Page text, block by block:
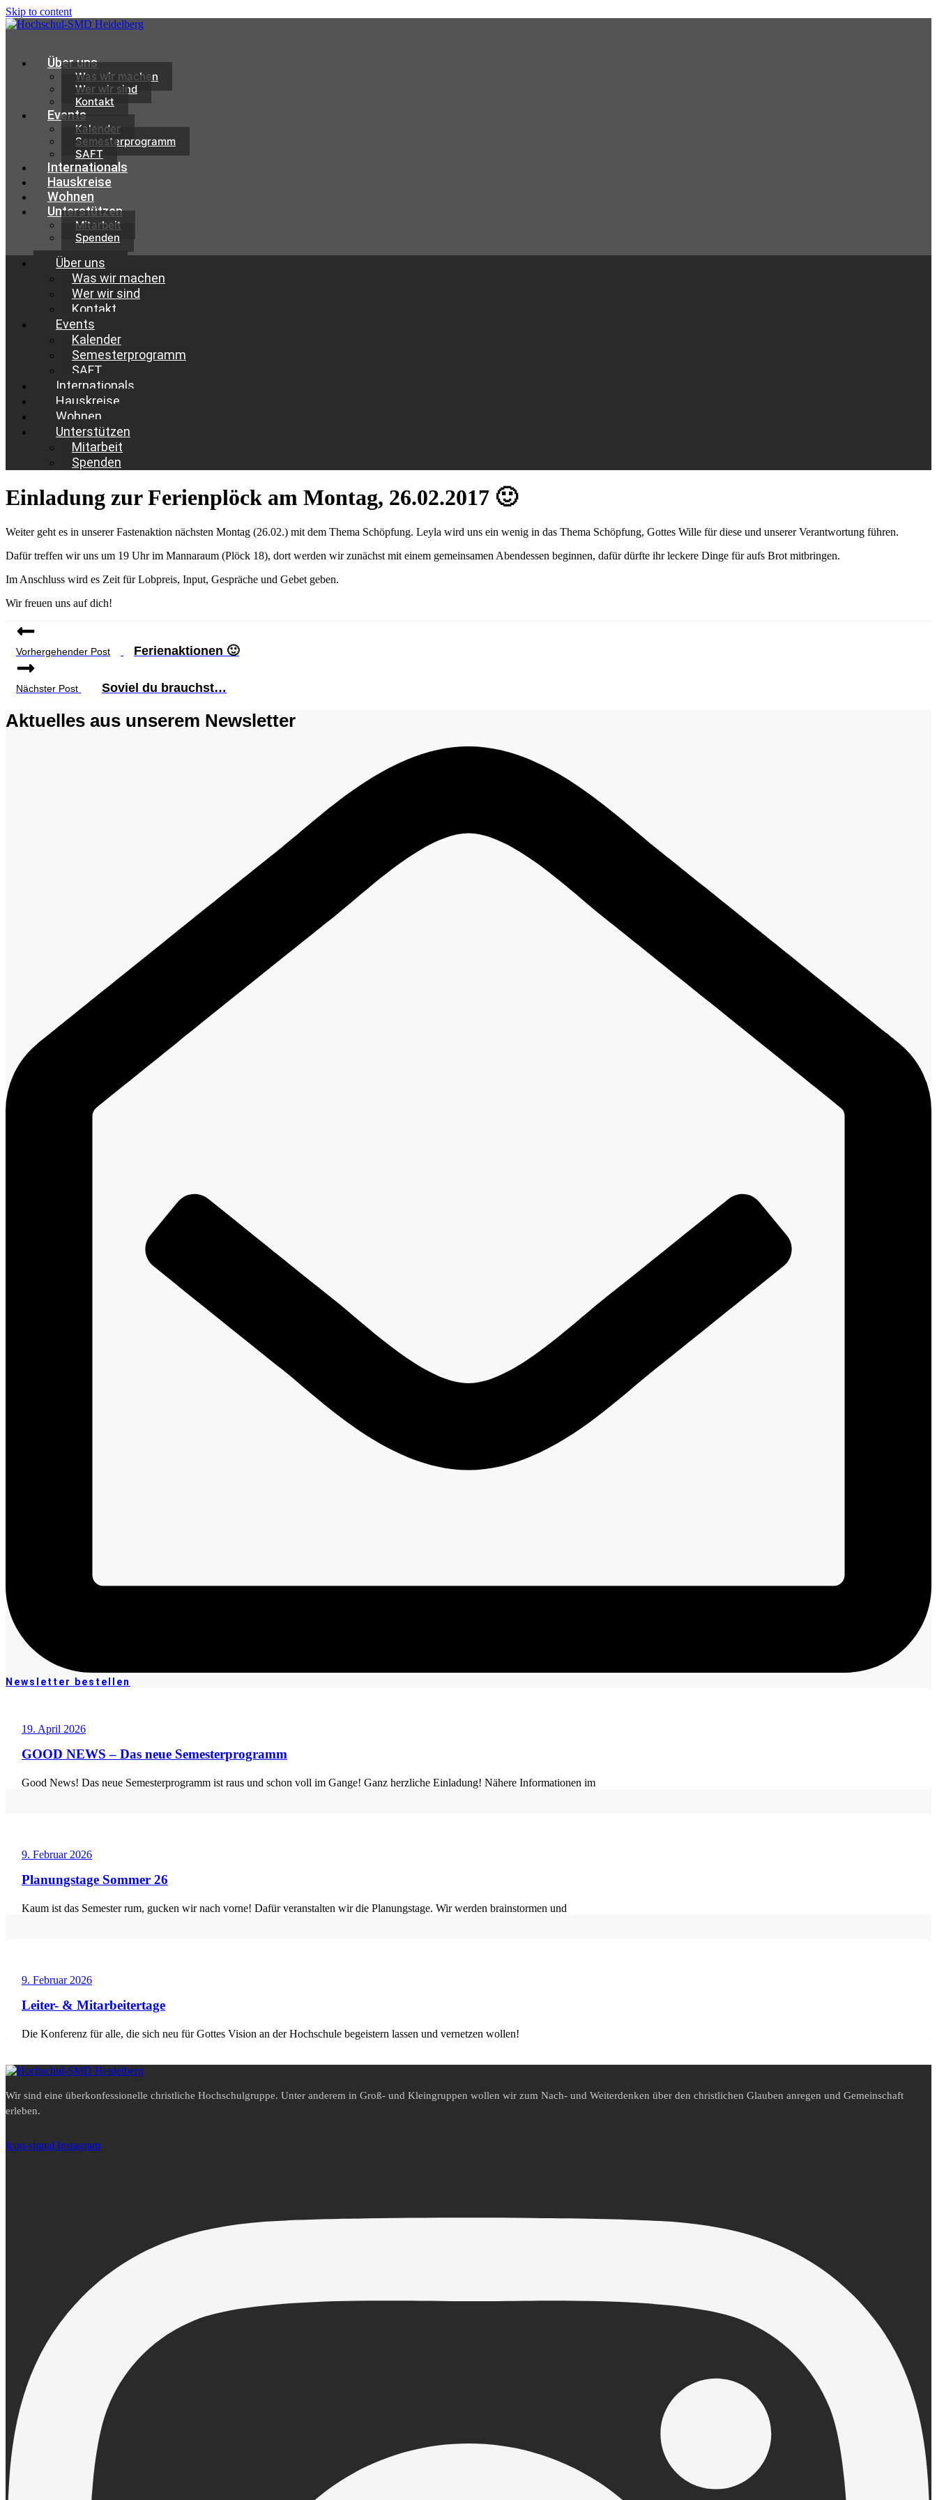
Skip to content
Über uns
Was wir machen
Wer wir sind
Kontakt
Events
Kalender
Semesterprogramm
SAFT
Internationals
Hauskreise
Wohnen
Unterstützen
Mitarbeit
Spenden
Über uns
Was wir machen
Wer wir sind
Kontakt
Events
Kalender
Semesterprogramm
SAFT
Internationals
Hauskreise
Wohnen
Unterstützen
Mitarbeit
Spenden
Einladung zur Ferienplöck am Montag, 26.02.2017 🙂
Weiter geht es in unserer Fastenaktion nächsten Montag (26.02.) mit dem Thema Schöpfung. Leyla wird uns ein wenig in das Thema Schöpfung, Gottes Wille für diese und unserer Verantwortung führen.
Dafür treffen wir uns um 19 Uhr im Mannaraum (Plöck 18), dort werden wir zunächst mit einem gemeinsamen Abendessen beginnen, dafür dürfte ihr leckere Dinge für aufs Brot mitbringen.
Im Anschluss wird es Zeit für Lobpreis, Input, Gespräche und Gebet geben.
Wir freuen uns auf dich!
Vorhergehender Post Ferienaktionen 🙂
Nächster Post Soviel du brauchst…
Aktuelles aus unserem Newsletter
Newsletter bestellen
19. April 2026
GOOD NEWS – Das neue Semesterprogramm
Good News! Das neue Semesterprogramm ist raus und schon voll im Gange! Ganz herzliche Einladung! Nähere Informationen im
9. Februar 2026
Planungstage Sommer 26
Kaum ist das Semester rum, gucken wir nach vorne! Dafür veranstalten wir die Planungstage. Wir werden brainstormen und
9. Februar 2026
Leiter- & Mitarbeitertage
Die Konferenz für alle, die sich neu für Gottes Vision an der Hochschule begeistern lassen und vernetzen wollen!
Wir sind eine überkonfessionelle christliche Hochschulgruppe. Unter anderem in Groß- und Kleingruppen wollen wir zum Nach- und Weiterdenken über den christlichen Glauben anregen und Gemeinschaft
erleben.
Icon-signal Instagram